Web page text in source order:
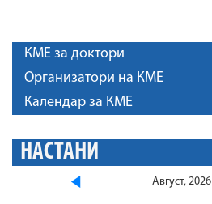
КМЕ за доктори
Организатори на КМЕ
Календар за КМЕ
НАСТАНИ
Август, 2026